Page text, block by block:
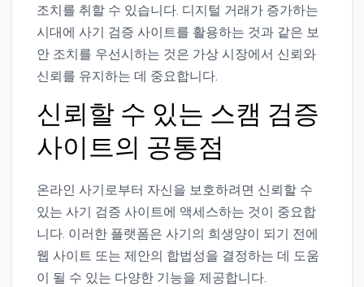
조치를 취할 수 있습니다. 디지털 거래가 증가하는
시대에 사기 검증 사이트를 활용하는 것과 같은 보
안 조치를 우선시하는 것은 가상 시장에서 신뢰와
신뢰를 유지하는 데 중요합니다.
신뢰할 수 있는 스캠 검증
사이트의 공통점
온라인 사기로부터 자신을 보호하려면 신뢰할 수
있는 사기 검증 사이트에 액세스하는 것이 중요합
니다. 이러한 플랫폼은 사기의 희생양이 되기 전에
웹 사이트 또는 제안의 합법성을 결정하는 데 도움
이 될 수 있는 다양한 기능을 제공합니다.